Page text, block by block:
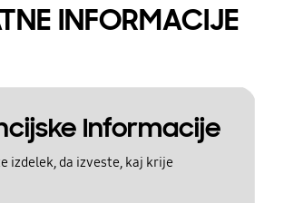
INFORMACIJE
Informacije
izdelek, da izveste, kaj krije